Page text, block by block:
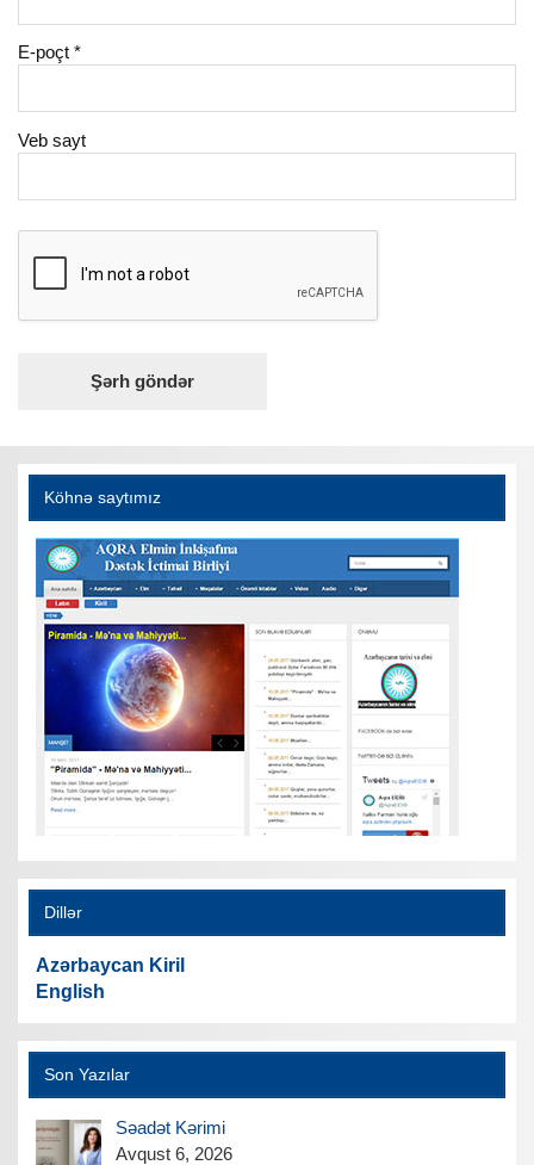
E-poçt*
Veb sayt
Köhnə saytımız
Dillər
Azərbaycan Kiril
English
Son Yazılar
Səadət Kərimi
Avqust 6, 2026